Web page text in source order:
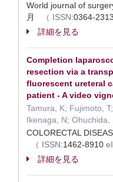
World journal of
月
（ ISSN:0364-2313
詳細を見る
Completion
resection via a
fluorescent ureteral
patient - A video
Tamura, K; Fujimoto,
Ikenaga, N; Ohuchida,
COLORECTAL
（ ISSN:1462-8910
詳細を見る